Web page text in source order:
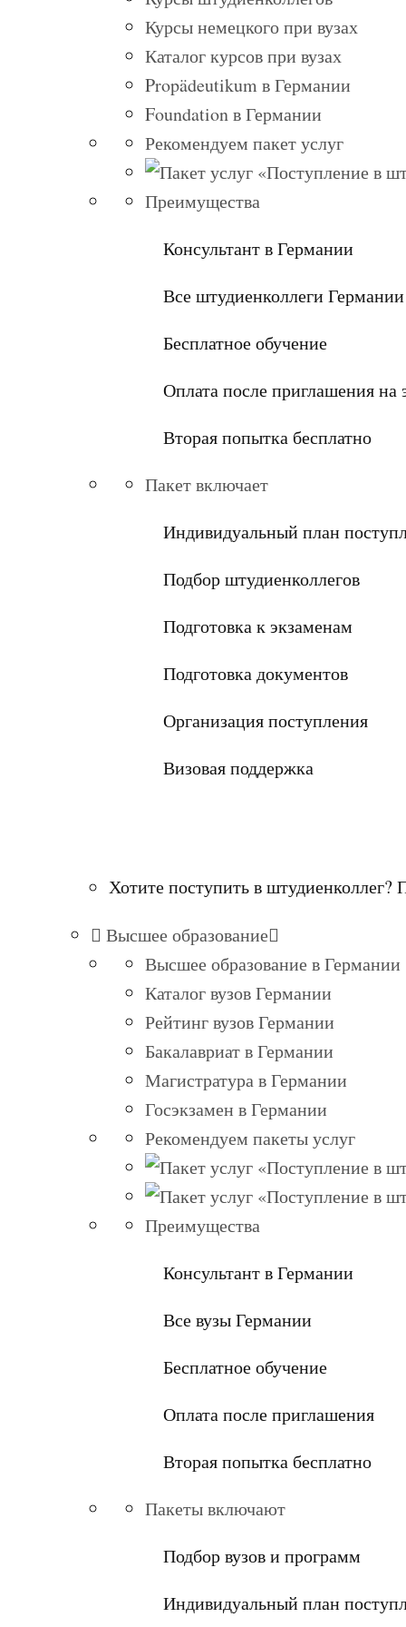
Курсы немецкого при вузах
Каталог курсов при вузах
Propädeutikum в Германии
Foundation в Германии
Рекомендуем пакет услуг
Преимущества
Консультант в Германии
Все штудиенколлеги Германии
Бесплатное обучение
Оплата после приглашения на
Вторая попытка бесплатно
Пакет включает
Индивидуальный план
Подбор штудиенколлегов
Подготовка к экзаменам
Подготовка документов
Организация поступления
Визовая поддержка
Хотите поступить в
Высшее образование
Высшее образование в Германии
Каталог вузов Германии
Рейтинг вузов Германии
Бакалавриат в Германии
Магистратура в Германии
Госэкзамен в Германии
Рекомендуем пакеты услуг
Преимущества
Консультант в Германии
Все вузы Германии
Бесплатное обучение
Оплата после приглашения
Вторая попытка бесплатно
Пакеты включают
Подбор вузов и программ
Индивидуальный план